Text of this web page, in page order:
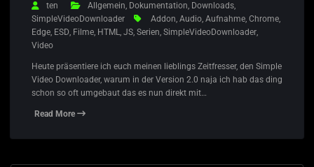
ten Allgemein, Dokumentation, Downloads,
SimpleVideoDownloader
Addon, Audio, Aufnahme, Chrome,
Edge, ESD, Filme, HTML, JS, Serien, SimpleVideoDownloader,
Video
Heute präsentiere ich euch meinen lieblings Zeitfresser, den Simple
Video Downloader, warum in der Version 2.0 naja ich hab das ding
schon so oft umgebaut das es nun direkt mit…
Read More